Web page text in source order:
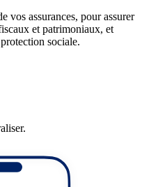
vos assurances, pour assurer
et patrimoniaux, et
sociale.